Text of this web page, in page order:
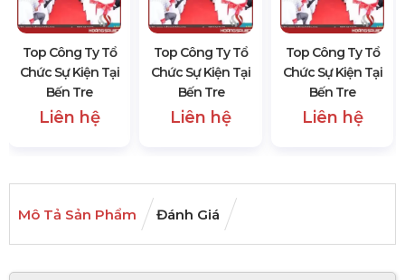
Top Công Ty Tổ
Chức Sự Kiện Tại
Bến Tre
Liên hệ
Top Công Ty Tổ
Chức Sự Kiện Tại
Bến Tre
Liên hệ
Top Công Ty Tổ
Chức Sự Kiện Tại
Bến Tre
Liên hệ
Mô Tả Sản Phẩm Đánh Giá